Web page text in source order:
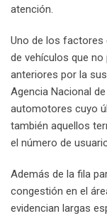
atención.
Uno de los factores
de vehículos que
anteriores por la
Agencia Nacional
automotores cuyo
también aquellos
el número de
Además de la fila
congestión en el
evidencian largas